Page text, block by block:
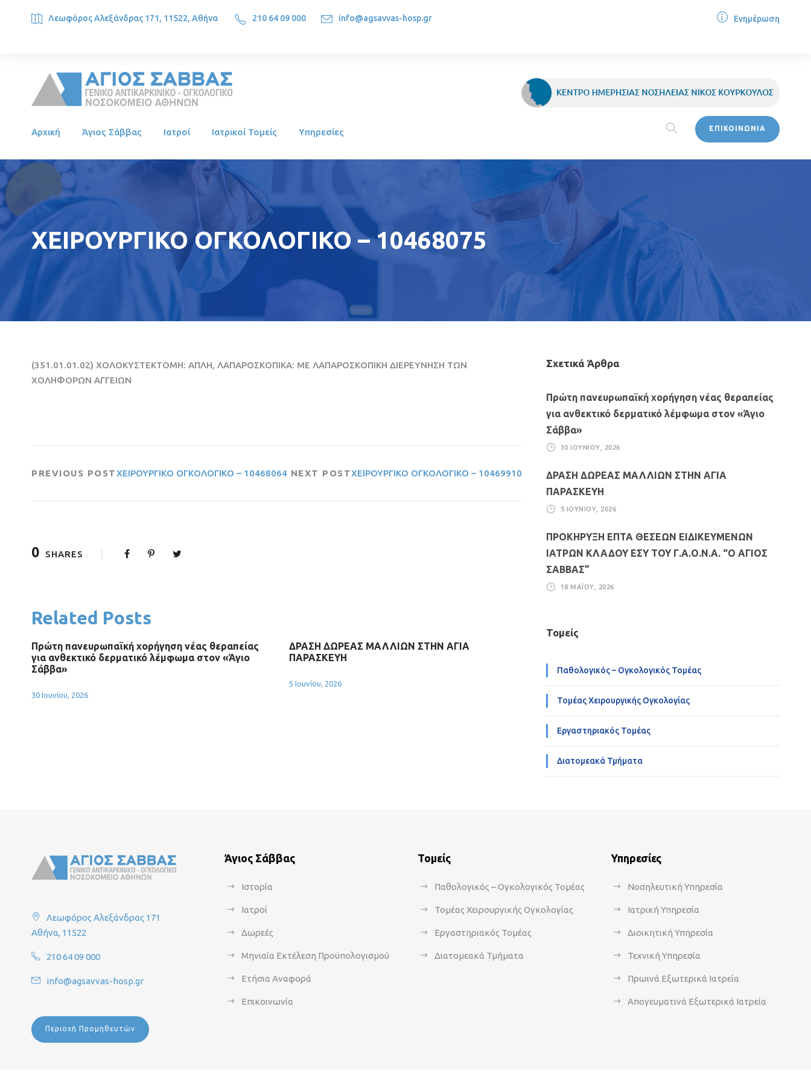
Λεωφόρος Αλεξάνδρας 171, 11522, Αθήνα 210 64 09 000 info@agsavvas-hosp.gr Ενημέρωση
Αρχική Άγιος Σάββας Ιατροί Ιατρικοί Τομείς Υπηρεσίες ΕΠΙΚΟΙΝΩΝΙΑ
ΧΕΙΡΟΥΡΓΙΚΟ ΟΓΚΟΛΟΓΙΚΟ – 10468075
(351.01.01.02) ΧΟΛΟΚΥΣΤΕΚΤΟΜΗ: ΑΠΛΗ, ΛΑΠΑΡΟΣΚΟΠΙΚΑ: ΜΕ ΛΑΠΑΡΟΣΚΟΠΙΚΗ ΔΙΕΡΕΥΝΗΣΗ ΤΩΝ
ΧΟΛΗΦΟΡΩΝ ΑΓΓΕΙΩΝ
PREVIOUS POSTΧΕΙΡΟΥΡΓΙΚΟ ΟΓΚΟΛΟΓΙΚΟ – 10468064 NEXT POSTΧΕΙΡΟΥΡΓΙΚΟ ΟΓΚΟΛΟΓΙΚΟ – 10469910
0 SHARES
Related Posts
Πρώτη πανευρωπαϊκή χορήγηση νέας θεραπείας
για ανθεκτικό δερματικό λέμφωμα στον «Άγιο
Σάββα»
30 Ιουνίου, 2026
ΔΡΑΣΗ ΔΩΡΕΑΣ ΜΑΛΛΙΩΝ ΣΤΗΝ ΑΓΙΑ
ΠΑΡΑΣΚΕΥΗ
5 Ιουνίου, 2026
Σχετικά Άρθρα
Πρώτη πανευρωπαϊκή χορήγηση νέας θεραπείας
για ανθεκτικό δερματικό λέμφωμα στον «Άγιο
Σάββα»
30 ΙΟΥΝΊΟΥ, 2026
ΔΡΑΣΗ ΔΩΡΕΑΣ ΜΑΛΛΙΩΝ ΣΤΗΝ ΑΓΙΑ
ΠΑΡΑΣΚΕΥΗ
5 ΙΟΥΝΊΟΥ, 2026
ΠΡΟΚΗΡΥΞΗ ΕΠΤΑ ΘΕΣΕΩΝ ΕΙΔΙΚΕΥΜΕΝΩΝ
ΙΑΤΡΩΝ ΚΛΑΔΟΥ ΕΣΥ ΤΟΥ Γ.Α.Ο.Ν.Α. “Ο ΑΓΙΟΣ
ΣΑΒΒΑΣ”
18 ΜΑΪ́ΟΥ, 2026
Τομείς
Παθολογικός – Ογκολογικός Τομέας
Τομέας Χειρουργικής Ογκολογίας
Εργαστηριακός Τομέας
Διατομεακά Τμήματα
Λεωφόρος Αλεξάνδρας 171
Αθήνα, 11522
210 64 09 000
info@agsavvas-hosp.gr
Περιοχή Προμηθευτών
Άγιος Σάββας
Ιστορία
Ιατροί
Δωρεές
Μηνιαία Εκτέλεση Προϋπολογισμού
Ετήσια Αναφορά
Επικοινωνία
Τομείς
Παθολογικός – Ογκολογικός Τομέας
Τομέας Χειρουργικής Ογκολογίας
Εργαστηριακός Τομέας
Διατομεακά Τμήματα
Υπηρεσίες
Νοσηλευτική Υπηρεσία
Ιατρική Υπηρεσία
Διοικητική Υπηρεσία
Τεχνική Υπηρεσία
Πρωινά Εξωτερικά Ιατρεία
Απογευματινά Εξωτερικά Ιατρεία